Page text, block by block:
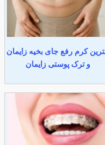
کرم رفع جای بخیه زایمان
و ترک پوستی زایمان